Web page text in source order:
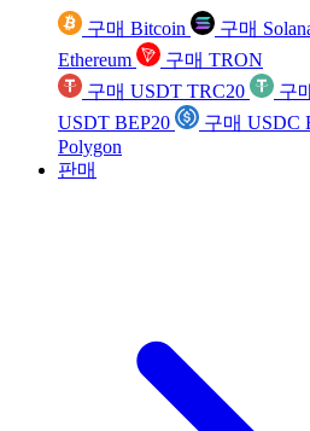
구매 Bitcoin 구매
Ethereum
구매 TRON
구매 USDT TRC20
구
USDT BEP20
구매 USDC
Polygon
판매